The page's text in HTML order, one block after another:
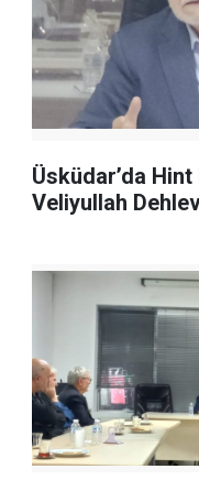
Üsküdar’da
Veliyullah